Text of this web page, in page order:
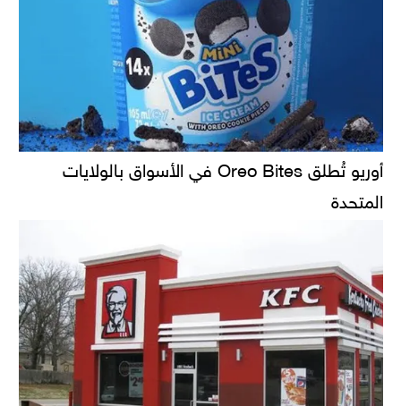
أوريو تُطلق Oreo Bites في الأسواق بالولايات
المتحدة